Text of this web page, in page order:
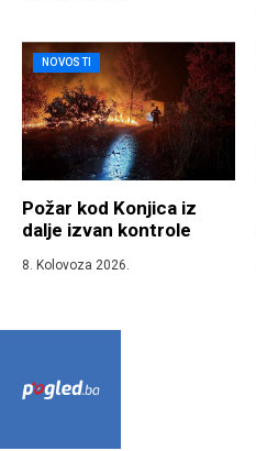
NOVOSTI
Požar kod Konjica iz
dalje izvan kontrole
8. Kolovoza 2026.